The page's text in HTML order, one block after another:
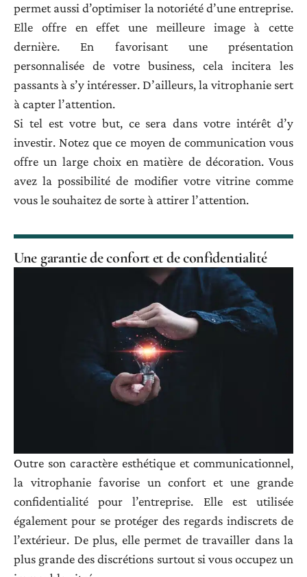
permet aussi d’optimiser la notoriété d’une entreprise.
Elle offre en effet une meilleure image à cette
dernière. En favorisant une présentation
personnalisée de votre business, cela incitera les
passants à s’y intéresser. D’ailleurs, la vitrophanie sert
à capter l’attention.
Si tel est votre but, ce sera dans votre intérêt d’y
investir. Notez que ce moyen de communication vous
offre un large choix en matière de décoration. Vous
avez la possibilité de modifier votre vitrine comme
vous le souhaitez de sorte à attirer l’attention.
Une garantie de confort et de confidentialité
Outre son caractère esthétique et communicationnel,
la vitrophanie favorise un confort et une grande
confidentialité pour l’entreprise. Elle est utilisée
également pour se protéger des regards indiscrets de
l’extérieur. De plus, elle permet de travailler dans la
plus grande des discrétions surtout si vous occupez un